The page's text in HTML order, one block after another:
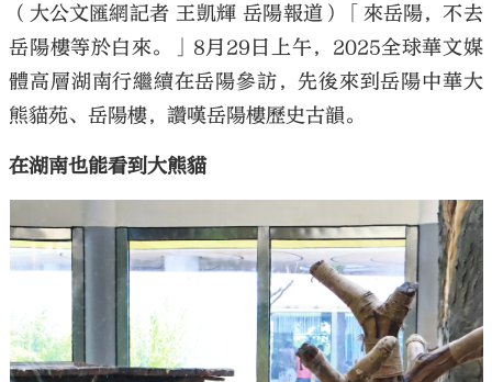
（大公文匯網記者 王凱輝 岳陽報道）「來岳陽，不去
岳陽樓等於白來。」8月29日上午，2025全球華文媒
體高層湖南行繼續在岳陽參訪，先後來到岳陽中華大
熊貓苑、岳陽樓，讚嘆岳陽樓歷史古韻。
在湖南也能看到大熊貓